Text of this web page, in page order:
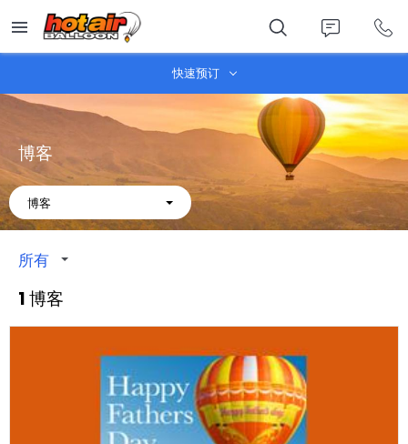
main
content
快速预订
博客
About
博客
所有
1 博客